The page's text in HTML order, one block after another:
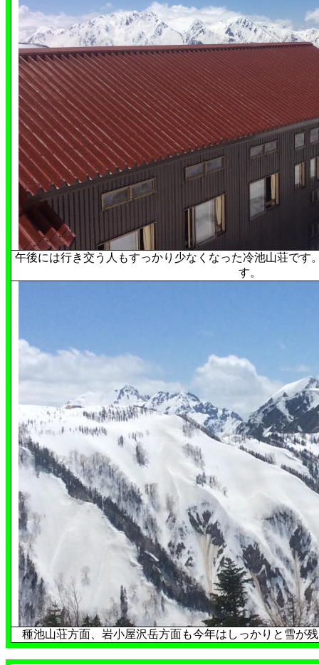
午後には行き交う人もすっかり少なくなった冷池山荘です
す。
種池山荘方面、岩小屋沢岳方面も今年はしっかりと雪が